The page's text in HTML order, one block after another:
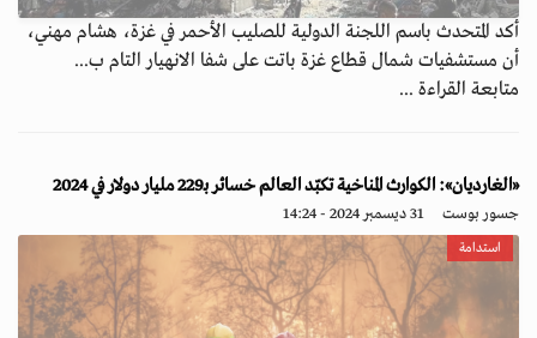
أكد المتحدث باسم اللجنة الدولية للصليب الأحمر في غزة، هشام مهني،
أن مستشفيات شمال قطاع غزة باتت على شفا الانهيار التام ب...
متابعة القراءة ...
«الغارديان»: الكوارث المناخية تكبّد العالم خسائر بـ229 مليار دولار في 2024
جسور بوست 31 ديسمبر 2024 - 14:24
استدامة